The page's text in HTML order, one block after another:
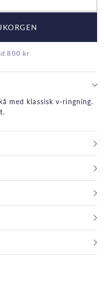
800 kr
med klassisk v-ringning.